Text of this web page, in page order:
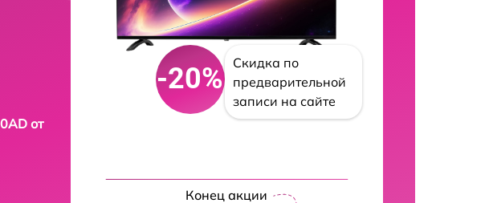
от
-20%
Скидка по
предварительной
записи на сайте
Конец акции